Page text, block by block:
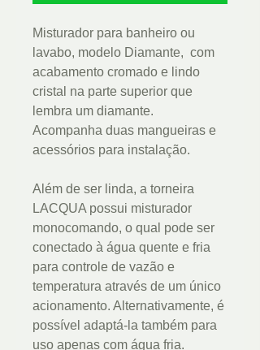
Misturador para banheiro ou
lavabo, modelo Diamante, com
acabamento cromado e lindo
cristal na parte superior que
lembra um diamante.
Acompanha duas mangueiras e
acessórios para instalação.
Além de ser linda, a torneira
LACQUA possui misturador
monocomando, o qual pode ser
conectado à água quente e fria
para controle de vazão e
temperatura através de um único
acionamento. Alternativamente, é
possível adaptá-la também para
uso apenas com água fria.